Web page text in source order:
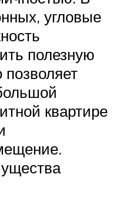
угловые
полезную
квартире